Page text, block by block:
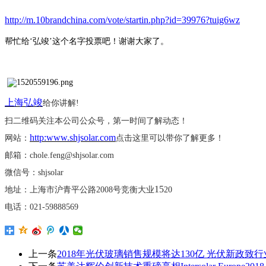
http://m.10brandchina.com/vote/startin.php?id=39976?tuig6wz
帮忙给‘弘竣’这个名字投票吧！谢谢大家了。
上海弘竣给你讲解!
扫二维码关注本公司公众号，第一时间了解动态！
网站： http:www.shjsolar.com点击这里可以带你了解更多！
邮箱： chole.feng@shjsolar.com
微信号： shjsolar
地址：上海市沪青平公路2008号竞衡大业1520
电话： 021-59888569
上一条2018年光伏玻璃销售规模将达130亿 光伏新政致行